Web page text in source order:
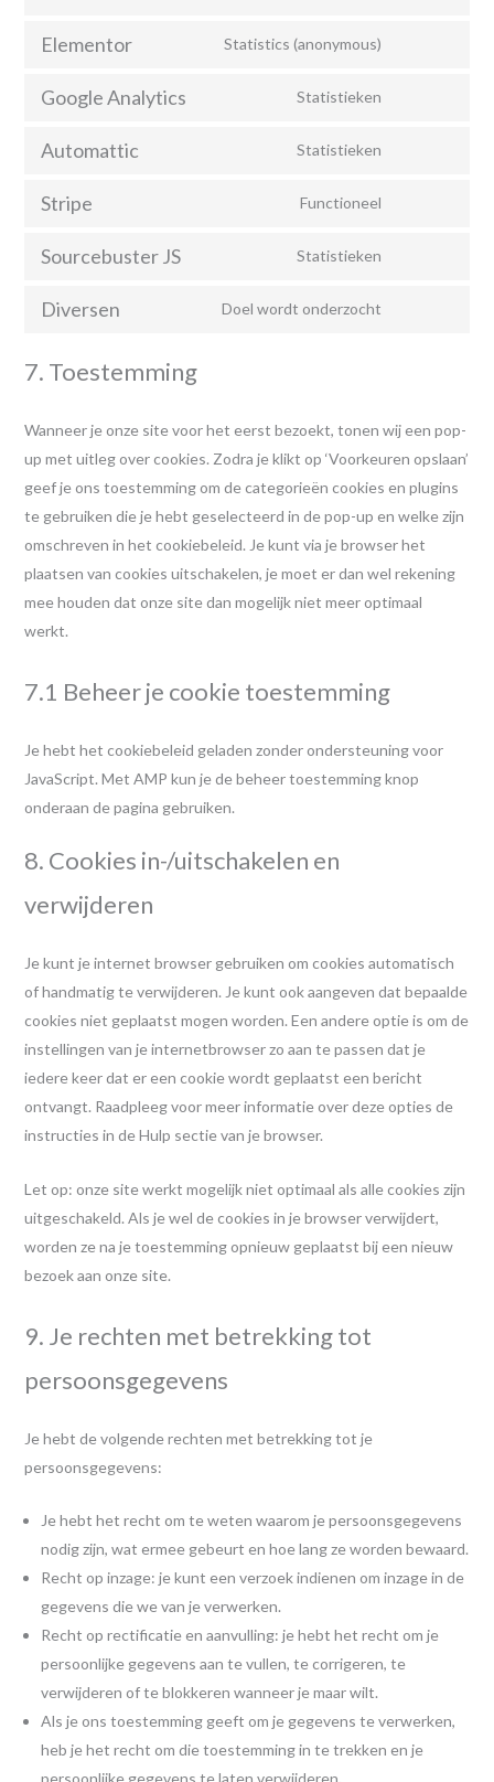
Elementor Statistics (anonymous)
Google Analytics Statistieken
Automattic Statistieken
Stripe Functioneel
Sourcebuster JS Statistieken
Diversen Doel wordt onderzocht
7. Toestemming
Wanneer je onze site voor het eerst bezoekt, tonen wij een pop-
up met uitleg over cookies. Zodra je klikt op ‘Voorkeuren opslaan’
geef je ons toestemming om de categorieën cookies en plugins
te gebruiken die je hebt geselecteerd in de pop-up en welke zijn
omschreven in het cookiebeleid. Je kunt via je browser het
plaatsen van cookies uitschakelen, je moet er dan wel rekening
mee houden dat onze site dan mogelijk niet meer optimaal
werkt.
7.1 Beheer je cookie toestemming
Je hebt het cookiebeleid geladen zonder ondersteuning voor
JavaScript. Met AMP kun je de beheer toestemming knop
onderaan de pagina gebruiken.
8. Cookies in-/uitschakelen en
verwijderen
Je kunt je internet browser gebruiken om cookies automatisch
of handmatig te verwijderen. Je kunt ook aangeven dat bepaalde
cookies niet geplaatst mogen worden. Een andere optie is om de
instellingen van je internetbrowser zo aan te passen dat je
iedere keer dat er een cookie wordt geplaatst een bericht
ontvangt. Raadpleeg voor meer informatie over deze opties de
instructies in de Hulp sectie van je browser.
Let op: onze site werkt mogelijk niet optimaal als alle cookies zijn
uitgeschakeld. Als je wel de cookies in je browser verwijdert,
worden ze na je toestemming opnieuw geplaatst bij een nieuw
bezoek aan onze site.
9. Je rechten met betrekking tot
persoonsgegevens
Je hebt de volgende rechten met betrekking tot je
persoonsgegevens:
Je hebt het recht om te weten waarom je persoonsgegevens
nodig zijn, wat ermee gebeurt en hoe lang ze worden bewaard.
Recht op inzage: je kunt een verzoek indienen om inzage in de
gegevens die we van je verwerken.
Recht op rectificatie en aanvulling: je hebt het recht om je
persoonlijke gegevens aan te vullen, te corrigeren, te
verwijderen of te blokkeren wanneer je maar wilt.
Als je ons toestemming geeft om je gegevens te verwerken,
heb je het recht om die toestemming in te trekken en je